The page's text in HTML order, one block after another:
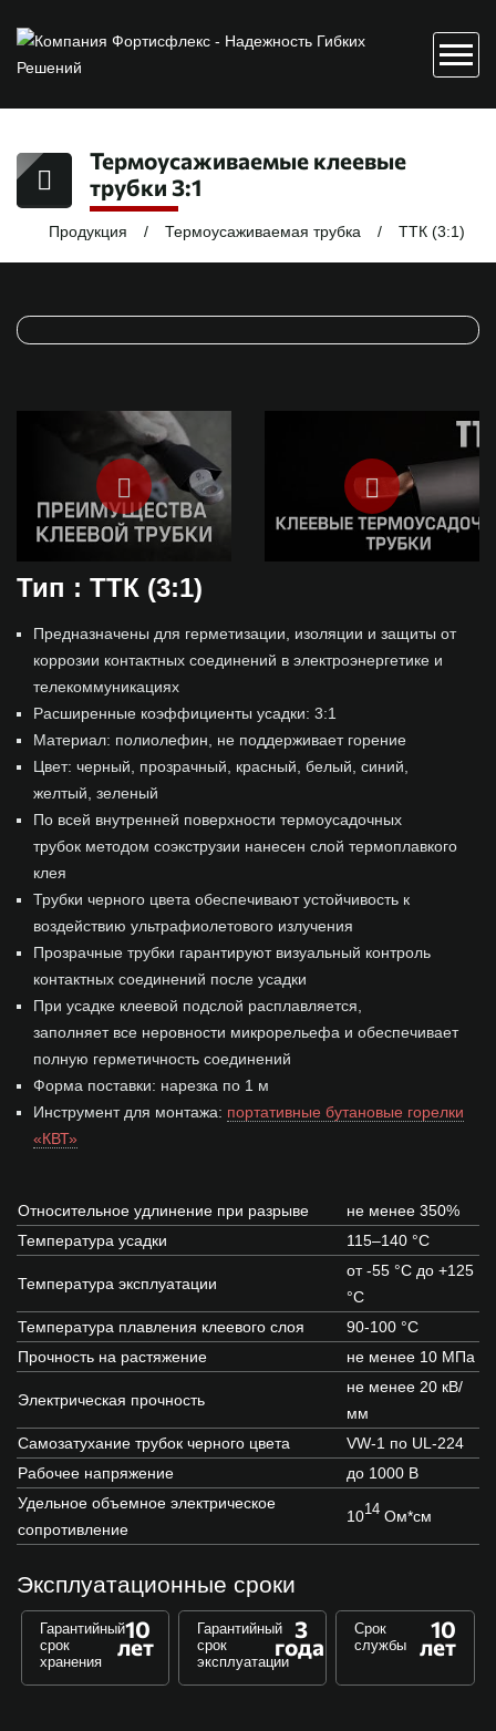
Термоусаживаемые клеевые
трубки 3:1
Продукция Термоусаживаемая трубка ТТК (3:1)
Тип : ТТК (3:1)
Предназначены для герметизации, изоляции и защиты от
коррозии контактных соединений в электроэнергетике и
телекоммуникациях
Расширенные коэффициенты усадки: 3:1
Материал: полиолефин, не поддерживает горение
Цвет: черный, прозрачный, красный, белый, синий,
желтый, зеленый
По всей внутренней поверхности термоусадочных
трубок методом соэкструзии нанесен слой термоплавкого
клея
Трубки черного цвета обеспечивают устойчивость к
воздействию ультрафиолетового излучения
Прозрачные трубки гарантируют визуальный контроль
контактных соединений после усадки
При усадке клеевой подслой расплавляется,
заполняет все неровности микрорельефа и обеспечивает
полную герметичность соединений
Форма поставки: нарезка по 1 м
Инструмент для монтажа: портативные бутановые горелки
«КВТ»
Относительное удлинение при разрыве
не менее 350%
Температура усадки
115–140 °C
Температура эксплуатации
от -55 °C до +125
°C
Температура плавления клеевого слоя
90-100 °C
Прочность на растяжение
не менее 10 МПа
Электрическая прочность
не менее 20 кВ/
мм
Самозатухание трубок черного цвета
VW-1 по UL-224
Рабочее напряжение
до 1000 В
Удельное объемное электрическое
сопротивление
1014 Ом*см
Эксплуатационные сроки
Гарантийный
срок
хранения
10
лет
Гарантийный
срок
эксплуатации
3
года
Срок
службы
10
лет